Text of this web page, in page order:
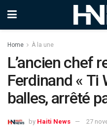
Home À la une
L’ancien chef
Ferdinand « Ti
balles, arrêté
by Haiti News 27